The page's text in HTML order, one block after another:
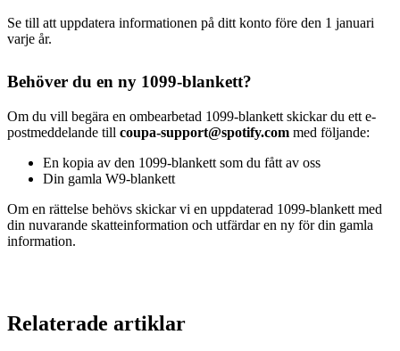
Se till att uppdatera informationen på ditt konto före den 1 januari
varje år.
Behöver du en ny 1099-blankett?
Om du vill begära en ombearbetad 1099‑blankett skickar du ett e-
postmeddelande till coupa-support@spotify.com med följande:
En kopia av den 1099-blankett som du fått av oss
Din gamla W9-blankett
Om en rättelse behövs skickar vi en uppdaterad 1099‑blankett med
din nuvarande skatteinformation och utfärdar en ny för din gamla
information.
Relaterade artiklar